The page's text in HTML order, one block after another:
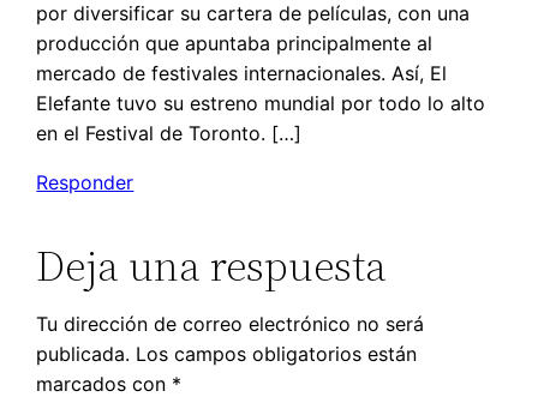
por diversificar su cartera de películas, con una
producción que apuntaba principalmente al
mercado de festivales internacionales. Así, El
Elefante tuvo su estreno mundial por todo lo alto
en el Festival de Toronto. […]
Responder
Deja una respuesta
Tu dirección de correo electrónico no será
publicada. Los campos obligatorios están
marcados con *